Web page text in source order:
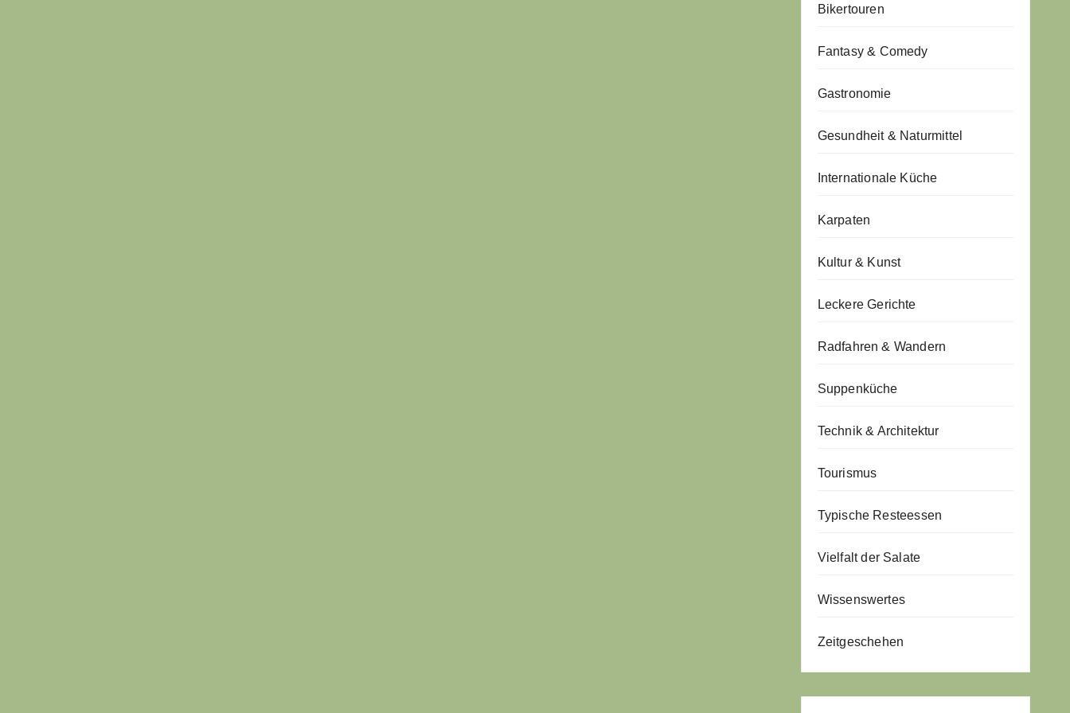
Bikertouren
Fantasy & Comedy
Gastronomie
Gesundheit & Naturmittel
Internationale Küche
Karpaten
Kultur & Kunst
Leckere Gerichte
Radfahren & Wandern
Suppenküche
Technik & Architektur
Tourismus
Typische Resteessen
Vielfalt der Salate
Wissenswertes
Zeitgeschehen